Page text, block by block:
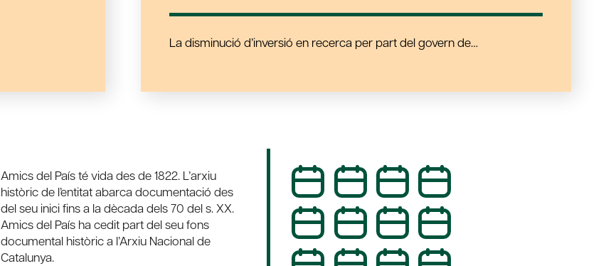
La disminució d’inversió en recerca per part del govern de…
Amics del País té vida des de 1822. L’arxiu
històric de l’entitat abarca documentació des
del seu inici fins a la dècada dels 70 del s. XX.
Amics del País ha cedit part del seu fons
documental històric a l’Arxiu Nacional de
Catalunya.